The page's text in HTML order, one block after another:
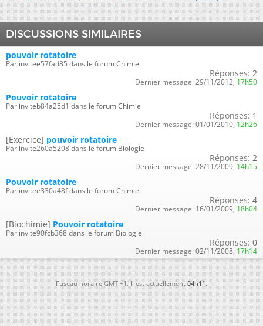
DISCUSSIONS SIMILAIRES
pouvoir rotatoire
Par invitee57fad85 dans le forum Chimie
Réponses: 2
Dernier message: 29/11/2012, 17h50
Pouvoir rotatoire
Par inviteb84a25d1 dans le forum Chimie
Réponses: 1
Dernier message: 01/01/2010, 12h26
[Exercice] pouvoir rotatoire
Par invite260a5208 dans le forum Biologie
Réponses: 2
Dernier message: 28/11/2009, 14h15
Pouvoir rotatoire
Par invitee330a48f dans le forum Chimie
Réponses: 4
Dernier message: 16/01/2009, 18h04
[Biochimie] Pouvoir rotatoire
Par invite90fcb368 dans le forum Biologie
Réponses: 0
Dernier message: 02/11/2008, 17h14
Fuseau horaire GMT +1. Il est actuellement04h11.